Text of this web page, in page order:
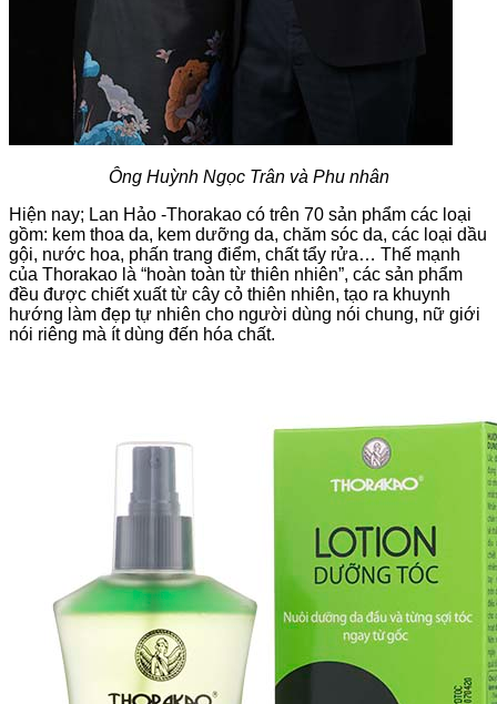
Ông Huỳnh Ngọc Trân và Phu nhân
Hiện nay; Lan Hảo -Thorakao có trên 70 sản phẩm các loại
gồm: kem thoa da, kem dưỡng da, chăm sóc da, các loại dầu
gội, nước hoa, phấn trang điểm, chất tẩy rửa… Thế mạnh
của Thorakao là “hoàn toàn từ thiên nhiên”, các sản phẩm
đều được chiết xuất từ cây cỏ thiên nhiên, tạo ra khuynh
hướng làm đẹp tự nhiên cho người dùng nói chung, nữ giới
nói riêng mà ít dùng đến hóa chất.